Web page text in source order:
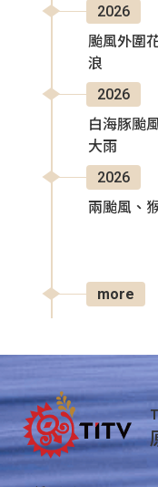
2026
颱風外圍
浪
2026
白海豚颱
大雨
2026
兩颱風、
more